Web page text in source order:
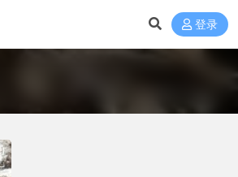
登录